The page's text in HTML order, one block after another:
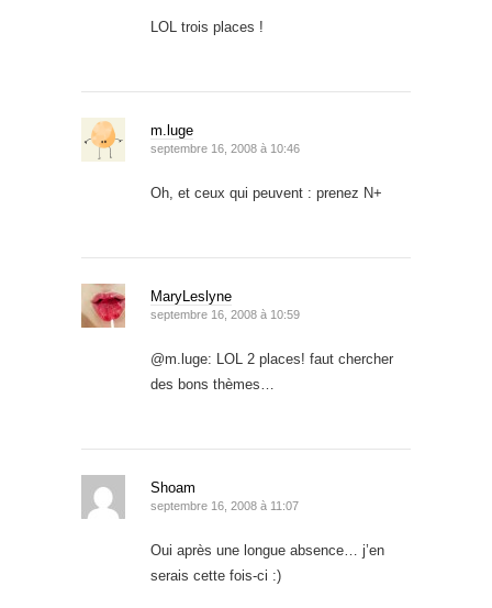
LOL trois places !
m.luge
septembre 16, 2008 à 10:46
Oh, et ceux qui peuvent : prenez N+
MaryLeslyne
septembre 16, 2008 à 10:59
@m.luge: LOL 2 places! faut chercher
des bons thèmes…
Shoam
septembre 16, 2008 à 11:07
Oui après une longue absence… j’en
serais cette fois-ci :)